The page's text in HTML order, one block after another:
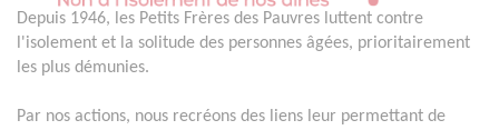
Depuis 1946, les Petits Frères des Pauvres luttent contre
l'isolement et la solitude des personnes âgées, prioritairement
les plus démunies.
Par nos actions, nous recréons des liens leur permettant de